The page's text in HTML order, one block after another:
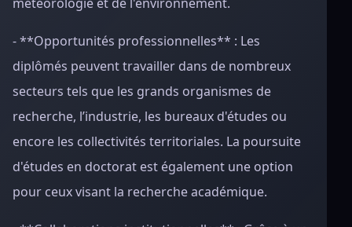
- **Opportunités professionnelles** : Les
diplômés peuvent travailler dans de nombreux
secteurs tels que les grands organismes de
recherche, l’industrie, les bureaux d'études ou
encore les collectivités territoriales. La poursuite
d'études en doctorat est également une option
pour ceux visant la recherche académique.